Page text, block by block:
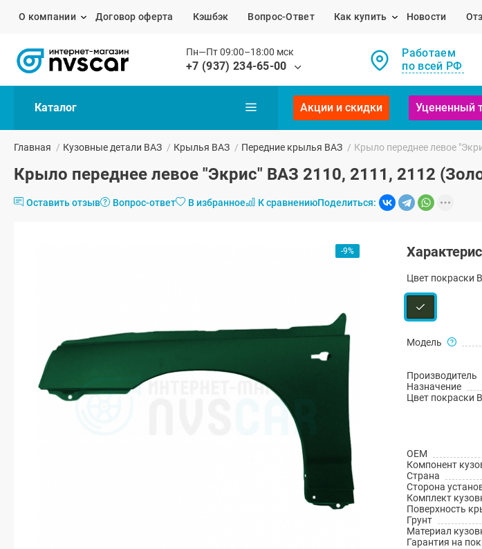
О компании Договор оферта Кэшбэк Вопрос-Ответ Как купить Новости
Пн—Пт 09:00–18:00 мск
+7 (937) 234-65-00
Работаем
по всей РФ
Каталог Акции и скидки Уцененный
Главная / Кузовные детали ВАЗ / Крылья ВАЗ / Передние крылья ВАЗ / Крыло переднее левое
Крыло переднее левое "Экрис" ВАЗ 2110, 2111, 2112
Оставить отзыв Вопрос-ответ В избранное К сравнениюПоделиться:
-9%
Цвет покраски
Модель
Производитель
Назначение
Цвет покраски
OEM
Компонент
Страна
Сторона
Комплект
Поверхность
Грунт
Материал
Гарантия на